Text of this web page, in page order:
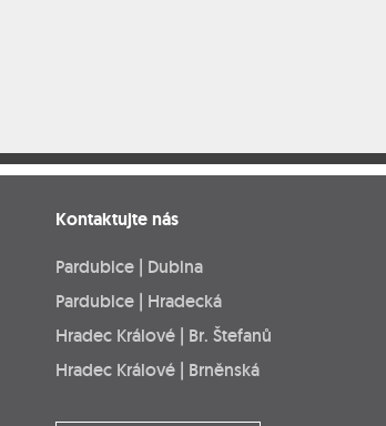
Kontaktujte nás
Pardubice | Dubina
Pardubice | Hradecká
Hradec Králové | Br. Štefanů
Hradec Králové | Brněnská